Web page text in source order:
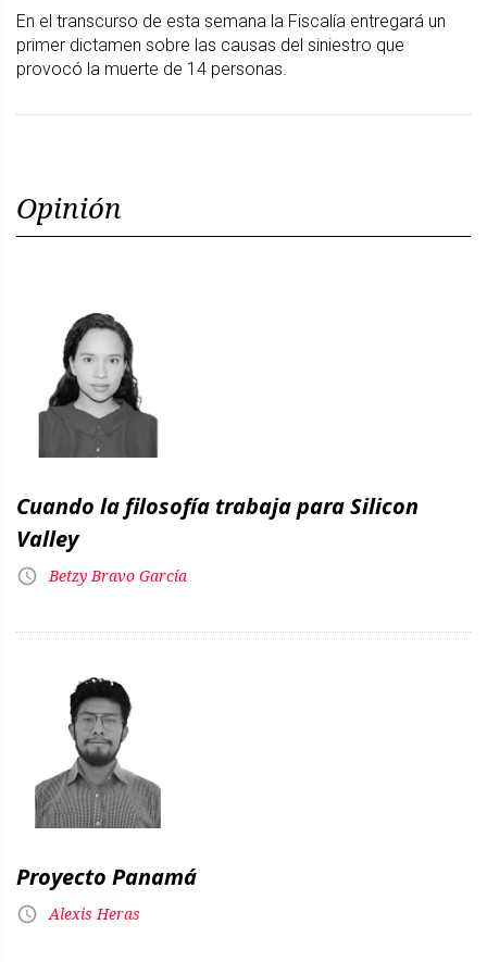
En el transcurso de esta semana la Fiscalía entregará un
primer dictamen sobre las causas del siniestro que
provocó la muerte de 14 personas.
Opinión
Cuando la filosofía trabaja para Silicon
Valley
Betzy Bravo García
Proyecto Panamá
Alexis Heras